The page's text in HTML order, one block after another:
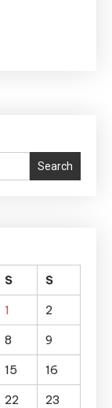
Search
S
S
1
2
8
9
15
16
22
23